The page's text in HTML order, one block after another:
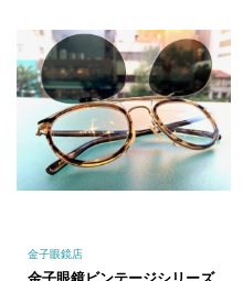
金子眼鏡店
金子眼鏡ビンテージシリーズ